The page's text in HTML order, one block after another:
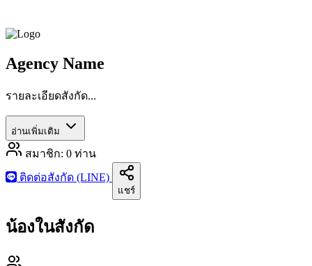
Agency Name
รายละเอียดสังกัด...
อ่านเพิ่มเติม
สมาชิก: 0 ท่าน
ติดต่อสังกัด (LINE)
แชร์
น้องในสังกัด